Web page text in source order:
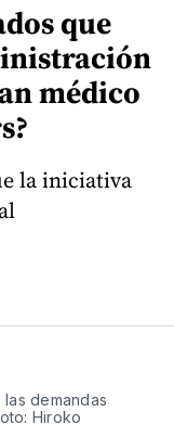
que
médico
la iniciativa
demandas
Hiroko